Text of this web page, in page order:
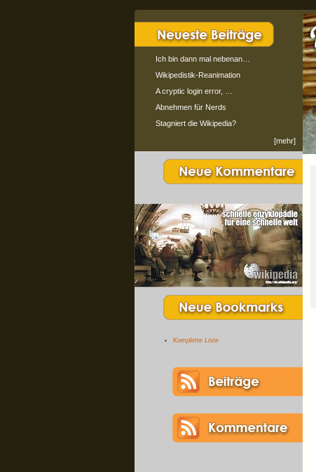
Ich bin dann mal nebenan…
Wikipedistik-Reanimation
A cryptic login error, …
Abnehmen für Nerds
Stagniert die Wikipedia?
[mehr]
Komplette Liste